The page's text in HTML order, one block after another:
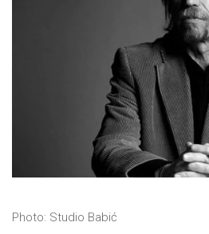
Papirna
O
NAMA
Photo: Studio Babić